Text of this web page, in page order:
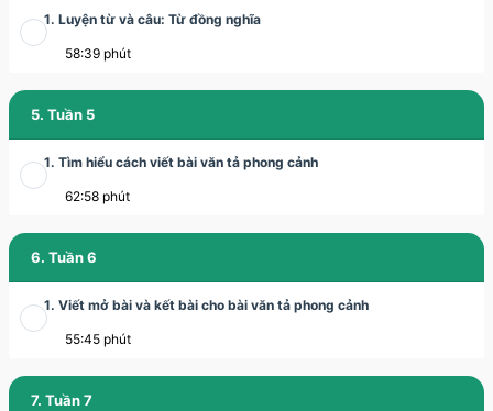
1. Luyện từ và câu: Từ đồng nghĩa
58:39 phút
5. Tuần 5
1. Tìm hiểu cách viết bài văn tả phong cảnh
62:58 phút
6. Tuần 6
1. Viết mở bài và kết bài cho bài văn tả phong cảnh
55:45 phút
7. Tuần 7